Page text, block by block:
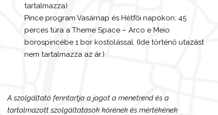
tartalmazza)
Pince program Vasárnap és Hétfői napokon: 45
perces túra a Theme Space – Arco e Meio
borospincébe 1 bor kostolással. (Ide történő utazást
nem tartalmazza az ár.)
A szolgáltató fenntartja a jogot a menetrend és a
tartalmazott szolgáltatások körének és mértékének